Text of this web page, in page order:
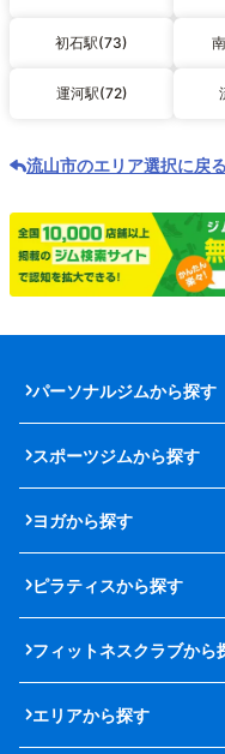
初石駅(73)
運河駅(72)
流山市のエリア選択に戻る
パーソナルジムから探す
スポーツジムから探す
ヨガから探す
ピラティスから探す
フィットネスクラブから
エリアから探す